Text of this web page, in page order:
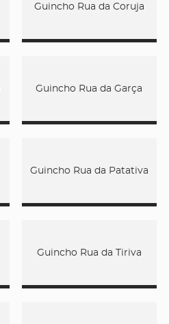
Guincho Rua da Coruja
Guincho Rua da Garça
Guincho Rua da Patativa
Guincho Rua da Tiriva